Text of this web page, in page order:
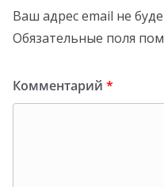
Ваш адрес email не
Обязательные поля
Комментарий *